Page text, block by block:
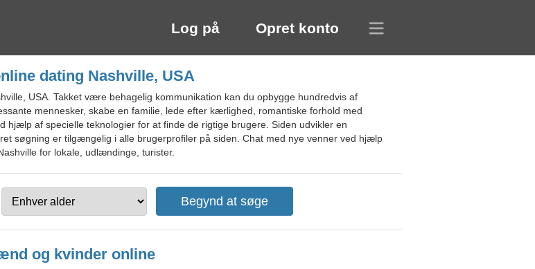
Log på Opret konto
dating Nashville, USA
USA. Takket være behagelig kommunikation kan du opbygge hundredvis af
mennesker, skabe en familie, lede efter kærlighed, romantiske forhold med
hjælp af specielle teknologier for at finde de rigtige brugere. Siden udvikler en
søgning er tilgængelig i alle brugerprofiler på siden. Chat med nye venner ved hjælp
for lokale, udlændinge, turister.
og kvinder online